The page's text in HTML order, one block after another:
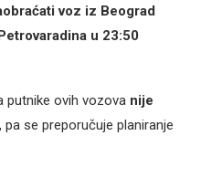
voz iz Beograd
u 23:50
putnike ovih vozova nije
, pa se preporučuje planiranje